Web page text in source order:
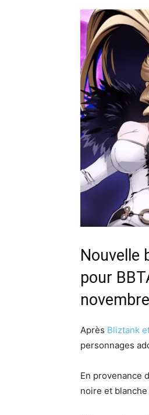
Nouvelle
pour
Après Bliztank
personnages
En provenance
noire et